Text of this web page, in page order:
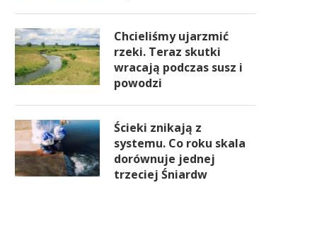
Chcieliśmy ujarzmić
rzeki. Teraz skutki
wracają podczas susz i
powodzi
Ścieki znikają z
systemu. Co roku skala
dorównuje jednej
trzeciej Śniardw